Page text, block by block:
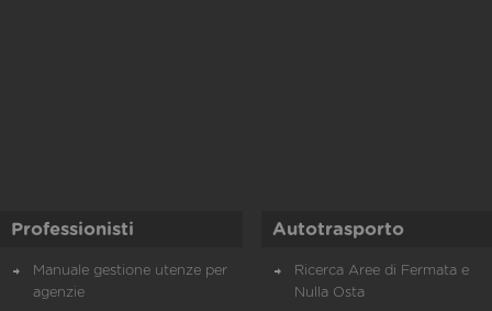
Professionisti
Manuale gestione utenze per
agenzie
Autotrasporto
Ricerca Aree di Fermata e
Nulla Osta